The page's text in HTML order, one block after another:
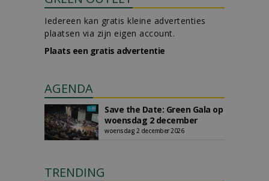
Iedereen kan gratis kleine advertenties
plaatsen via zijn eigen account.
Plaats een gratis advertentie
AGENDA
Save the Date: Green Gala op
woensdag 2 december
woensdag 2 december 2026
TRENDING